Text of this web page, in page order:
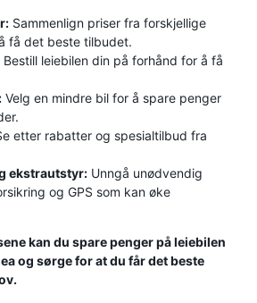
Sammenlign priser fra forskjellige
få det beste tilbudet.
Bestill leiebilen din på forhånd for å få
Velg en mindre bil for å spare penger
etter rabatter og spesialtilbud fra
ekstrautstyr: Unngå unødvendig
og GPS som kan øke
kan du spare penger på leiebilen
og sørge for at du får det beste